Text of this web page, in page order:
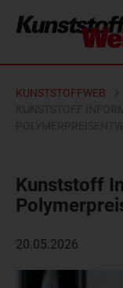
KUNSTSTOFFWEB
Kunststoff
20.05.2026